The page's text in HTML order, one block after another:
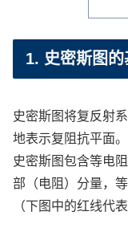
1. 史密斯图的
史密斯图将复反射
地表示复阻抗平面。
史密斯图包含等电
部（电阻）分量，
（下图中的红线代